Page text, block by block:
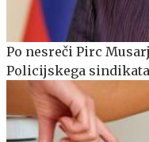
Po nesreči Pirc
Policijskega sindikata